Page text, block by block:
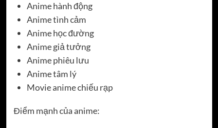
Anime hành động
Anime tình cảm
Anime học đường
Anime giả tưởng
Anime phiêu lưu
Anime tâm lý
Movie anime chiếu rạp
Điểm mạnh của anime: